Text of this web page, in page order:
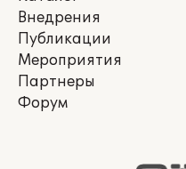
Внедрения
Публикации
Мероприятия
Партнеры
Форум